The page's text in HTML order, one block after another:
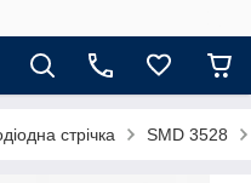
стрічка SMD 3528